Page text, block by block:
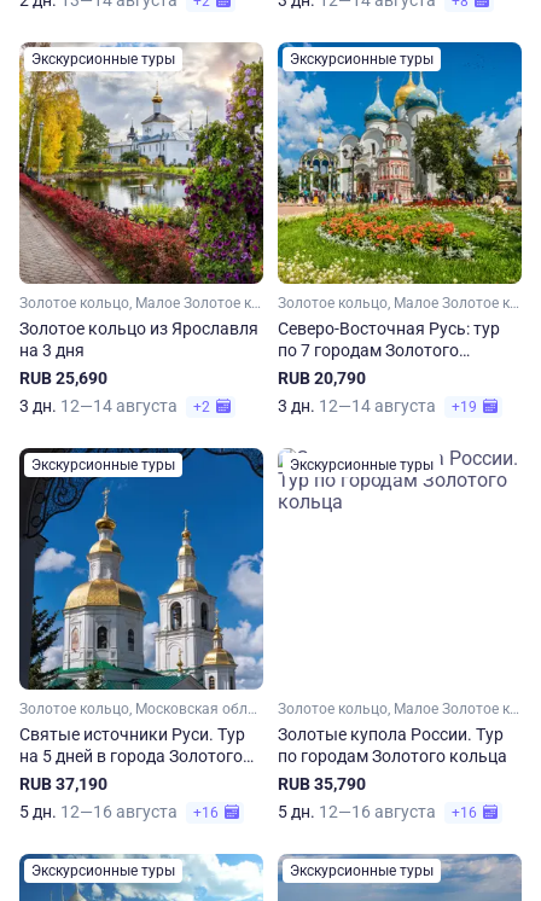
Экскурсионные туры
Золотое кольцо, Малое Золотое кольцо, Ярославская область, Московская область
Золотое кольцо из Ярославля
на 3 дня
RUB 25,690
3 дн. 12—14 августа +2
Экскурсионные туры
Золотое кольцо, Малое Золотое кольцо, Московская область, Владимирская область, Костромская область, Ярославская область, Ивановская область
Северо-Восточная Русь: тур
по 7 городам Золотого
кольца. Весна-осень
RUB 20,790
3 дн. 12—14 августа +19
Экскурсионные туры
Золотое кольцо, Московская область, Малое Золотое кольцо, Ярославская область, Костромская область, Ивановская область, Владимирская область, Нижегородская область
Святые источники Руси. Тур
на 5 дней в города Золотого
кольца
RUB 37,190
5 дн. 12—16 августа +16
Экскурсионные туры
Золотое кольцо, Малое Золотое кольцо, Московская область, Ярославская область, Костромская область, Владимирская область, Ивановская область
Золотые купола России. Тур
по городам Золотого кольца
RUB 35,790
5 дн. 12—16 августа +16
Экскурсионные туры Экскурсионные туры